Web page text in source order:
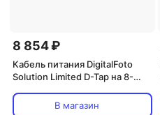
8 854 ₽
Кабель питания DigitalFoto
Solution Limited D-Tap на 8-
видеокабелем Canare SDI (1,9
В магазин